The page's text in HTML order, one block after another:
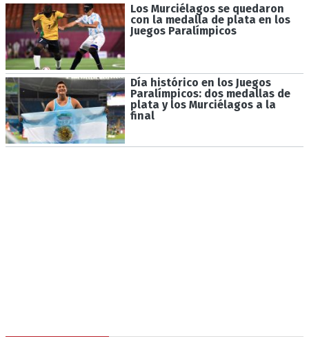
Los Murciélagos se quedaron
con la medalla de plata en los
Juegos Paralímpicos
Día histórico en los Juegos
Paralímpicos: dos medallas de
plata y los Murciélagos a la
final